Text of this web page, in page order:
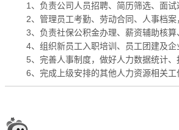
1、负责公司人员招聘、简历筛选、面试
2、管理员工考勤、劳动合同、人事档案
3、负责社保公积金办理、薪资辅助核算
4、组织新员工入职培训、员工团建及企
5、完善人事制度，做好人力数据统计、
6、完成上级安排的其他人力资源相关工